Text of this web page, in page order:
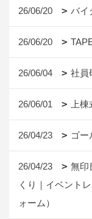
26/06/20 バイ
26/06/20
26/06/04 社員
26/06/01 上
26/04/23 ゴー
26/04/23
無印
くり｜イベント
ォーム）